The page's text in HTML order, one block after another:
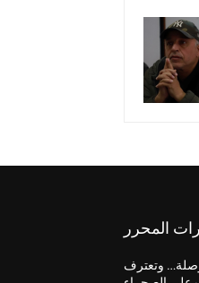
المحرر
وتعترف